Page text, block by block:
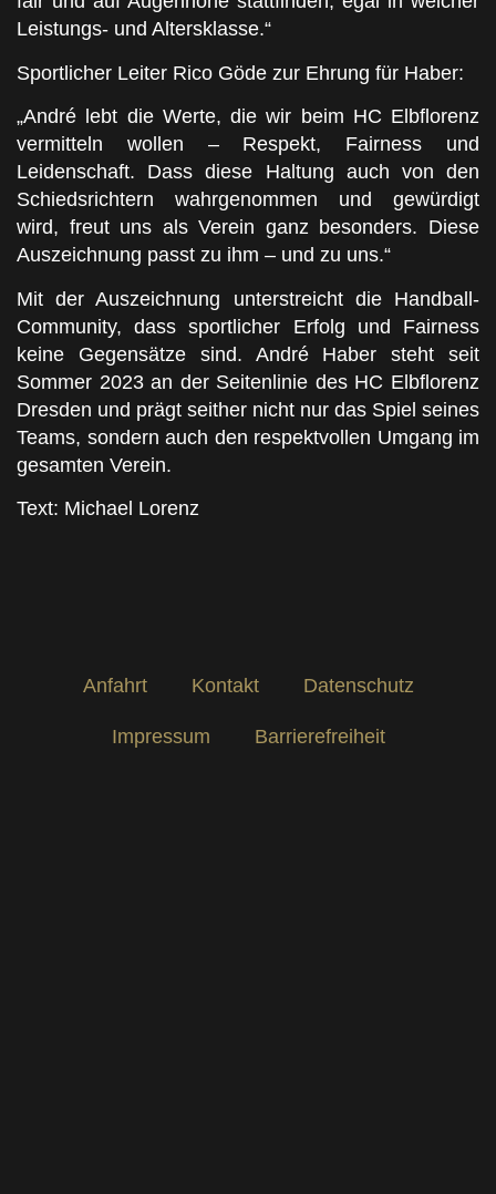
Leistungs- und Altersklasse.“
Sportlicher Leiter Rico Göde zur Ehrung für Haber:
„André lebt die Werte, die wir beim HC Elbflorenz
vermitteln wollen – Respekt, Fairness und
Leidenschaft. Dass diese Haltung auch von den
Schiedsrichtern wahrgenommen und gewürdigt
wird, freut uns als Verein ganz besonders. Diese
Auszeichnung passt zu ihm – und zu uns.“
Mit der Auszeichnung unterstreicht die Handball-
Community, dass sportlicher Erfolg und Fairness
keine Gegensätze sind. André Haber steht seit
Sommer 2023 an der Seitenlinie des HC Elbflorenz
Dresden und prägt seither nicht nur das Spiel seines
Teams, sondern auch den respektvollen Umgang im
gesamten Verein.
Text: Michael Lorenz
Anfahrt Kontakt Datenschutz
Impressum Barrierefreiheit